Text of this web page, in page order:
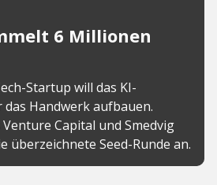
6 Millionen
Startup will das KI-
Handwerk aufbauen.
Capital und Smedvig
überzeichnete Seed-Runde an.